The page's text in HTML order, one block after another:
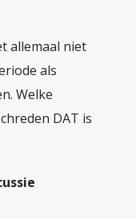
allemaal niet
als
Welke
DAT is